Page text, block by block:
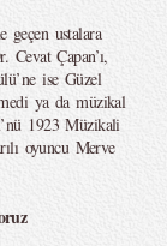
ustalara
Çapan’ı,
ise Güzel
ya da müzikal
1923 Müzikali
oyuncu Merve